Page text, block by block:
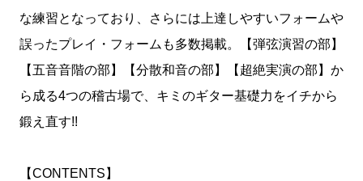
な練習となっており、さらには上達しやすいフォームや
誤ったプレイ・フォームも多数掲載。【弾弦演習の部】
【五音音階の部】【分散和音の部】【超絶実演の部】か
ら成る4つの稽古場で、キミのギター基礎力をイチから
鍛え直す!!
【CONTENTS】